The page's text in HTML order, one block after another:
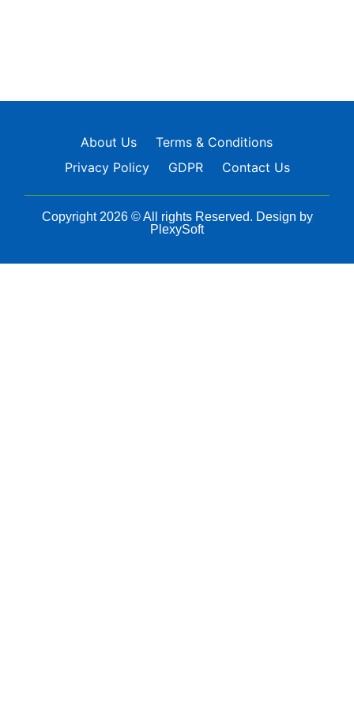
About Us
Terms & Conditions
Privacy Policy
GDPR Contact Us
Copyright 2026 © All rights Reserved. Design by
PlexySoft